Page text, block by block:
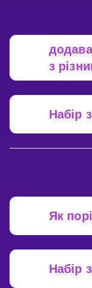
з
Набір
Як
Набір